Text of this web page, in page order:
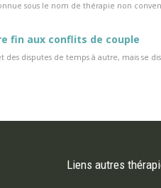
sous le nom de thérapie non
fin aux conflits de couple
disputes de temps à autre, mais se
Liens autres